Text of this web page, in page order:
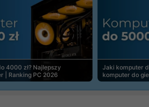
4000 zł? Najlepszy
| Ranking PC 2026
Jaki komputer
komputer do